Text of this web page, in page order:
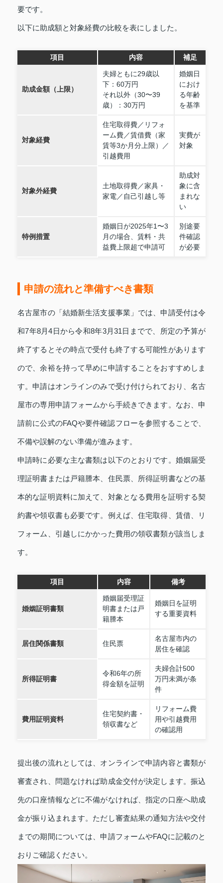
要です。
以下に助成額と対象経費の比較を表にしました。
項目 内容 補足
助成金額（上限）
夫婦ともに29歳以
下：60万円
それ以外（30〜39
歳）：30万円
婚姻日
におけ
る年齢
を基準
対象経費
住宅取得費／リフォ
ーム費／賃借費（家
賃等3か月分上限）／
引越費用
実費が
対象
対象外経費
土地取得費／家具・
家電／自己引越し等
助成対
象に含
まれな
い
特例措置
婚姻日が2025年1〜3
月の場合、賃料・共
益費上限超で申請可
別途要
件確認
が必要
申請の流れと準備すべき書類
名古屋市の「結婚新生活支援事業」では、申請受付は令
和7年8月4日から令和8年3月31日までで、所定の予算が
終了するとその時点で受付も終了する可能性があります
ので、余裕を持って早めに申請することをおすすめしま
す。申請はオンラインのみで受け付けられており、名古
屋市の専用申請フォームから手続きできます。なお、申
請前に公式のFAQや要件確認フローを参照することで、
不備や誤解のない準備が進みます。
申請時に必要な主な書類は以下のとおりです。婚姻届受
理証明書または戸籍謄本、住民票、所得証明書などの基
本的な証明資料に加えて、対象となる費用を証明する契
約書や領収書も必要です。例えば、住宅取得、賃借、リ
フォーム、引越しにかかった費用の領収書類が該当しま
す。
項目 内容 備考
婚姻証明書類
婚姻届受理証
明書または戸
籍謄本
婚姻日を証明
する重要資料
居住関係書類 住民票
名古屋市内の
居住を確認
所得証明書
令和6年の所
得金額を証明
夫婦合計500
万円未満が条
件
費用証明資料
住宅契約書・
領収書など
リフォーム費
用や引越費用
の確認用
提出後の流れとしては、オンラインで申請内容と書類が
審査され、問題なければ助成金交付が決定します。振込
先の口座情報などに不備がなければ、指定の口座へ助成
金が振り込まれます。ただし審査結果の通知方法や交付
までの期間については、申請フォームやFAQに記載のと
おりご確認ください。